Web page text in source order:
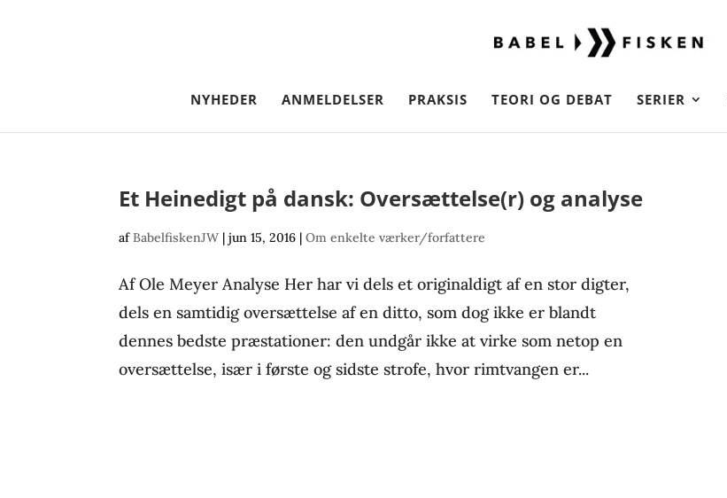
NYHEDER ANMELDELSER PRAKSIS TEORI OG DEBAT SERIER
Et Heinedigt på dansk: Oversættelse(r) og analyse
afBabelfiskenJW |jun 15, 2016 |Om enkelte værker/forfattere
Af Ole Meyer Analyse Her har vi dels et originaldigt af en stor digter,
dels en samtidig oversættelse af en ditto, som dog ikke er blandt
dennes bedste præstationer: den undgår ikke at virke som netop en
oversættelse, især i første og sidste strofe, hvor rimtvangen er...